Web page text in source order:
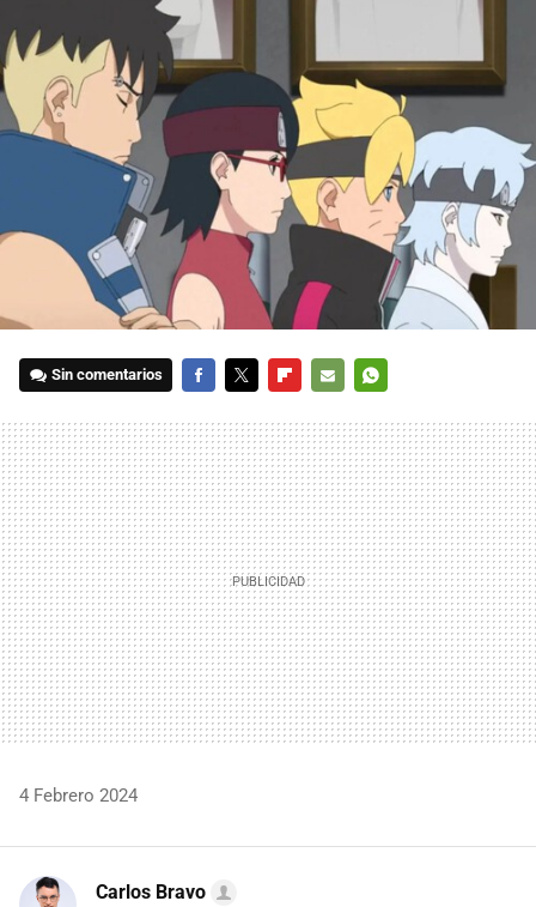
Sin comentarios
MAIL
4 Febrero 2024
Carlos Bravo